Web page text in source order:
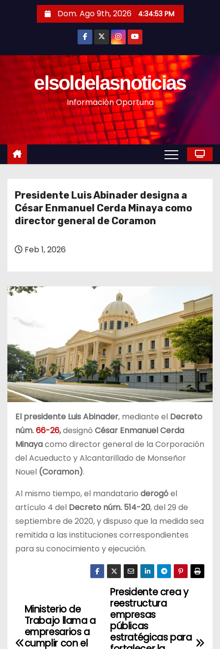
n
Dom. Ago 9th, 2026 4:34:55 PM
elsoldelasnoticias
Información Oportuna
Presidente Luis Abinader designa a
César Enmanuel Cerda Minaya como
director general de Coramon
Feb 1, 2026
El presidente Luis Abinader, mediante el Decreto
núm.66-26,designó César Enmanuel Cerda
Minayacomo director general de la Corporación
del Acueducto y Alcantarillado de Monseñor
Nouel (Coramon).
Al mismo tiempo, el mandatario derogóel
artículo 4 del Decreto núm. 514-20, del 29 de
septiembre de 2020, y dispuso que la medida sea
remitida a las instituciones correspondientes
para su conocimiento y ejecución.
v
Presidente crea y
reestructura
empresas
públicas
estratégicas para
Ministerio de
Trabajo llama a
empresarios a
cumplir con el